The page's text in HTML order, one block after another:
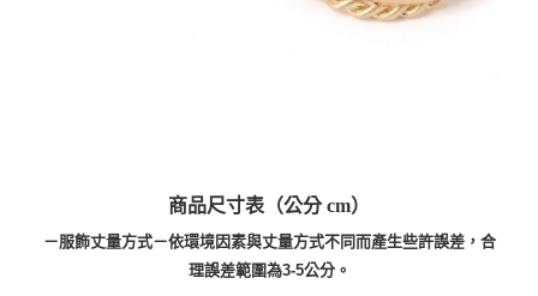
商品尺寸表（公分 cm）
－服飾丈量方式－依環境因素與丈量方式不同而產生些許誤差，合
理誤差範圍為3-5公分。